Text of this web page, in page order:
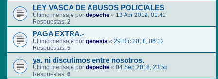
LEY VASCA DE ABUSOS POLICIALES
Último mensaje por depeche « 13 Abr 2019, 01:41
Respuestas: 2
PAGA EXTRA.-
Último mensaje por genesis « 29 Dic 2018, 06:12
Respuestas: 5
ya, ni discutimos entre nosotros.
Último mensaje por depeche « 04 Sep 2018, 23:58
Respuestas: 6